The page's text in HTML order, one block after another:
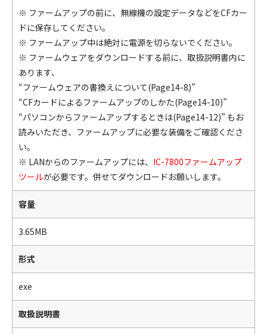
※ ファームアップの前に、無線機の設定データなどをCFカー
ドに保存してください。
※ ファームアップ中は絶対に電源を切らないでください。
※ ファームウェアをダウンロードする前に、取扱説明書内に
あります、
“ファームウェアの書換えについて(Page14-8)”
“CFカードによるファームアップのしかた(Page14-10)”
“パソコンからファームアップするときは(Page14-12)” もお
読みいただき、ファームアップに必要な装備をご確認くださ
い。
※ LANからのファームアップには、 IC-7800ファームアップ
ツールが必要です。併せてダウンロードお願いします。
容量
3.65MB
形式
exe
取扱説明書